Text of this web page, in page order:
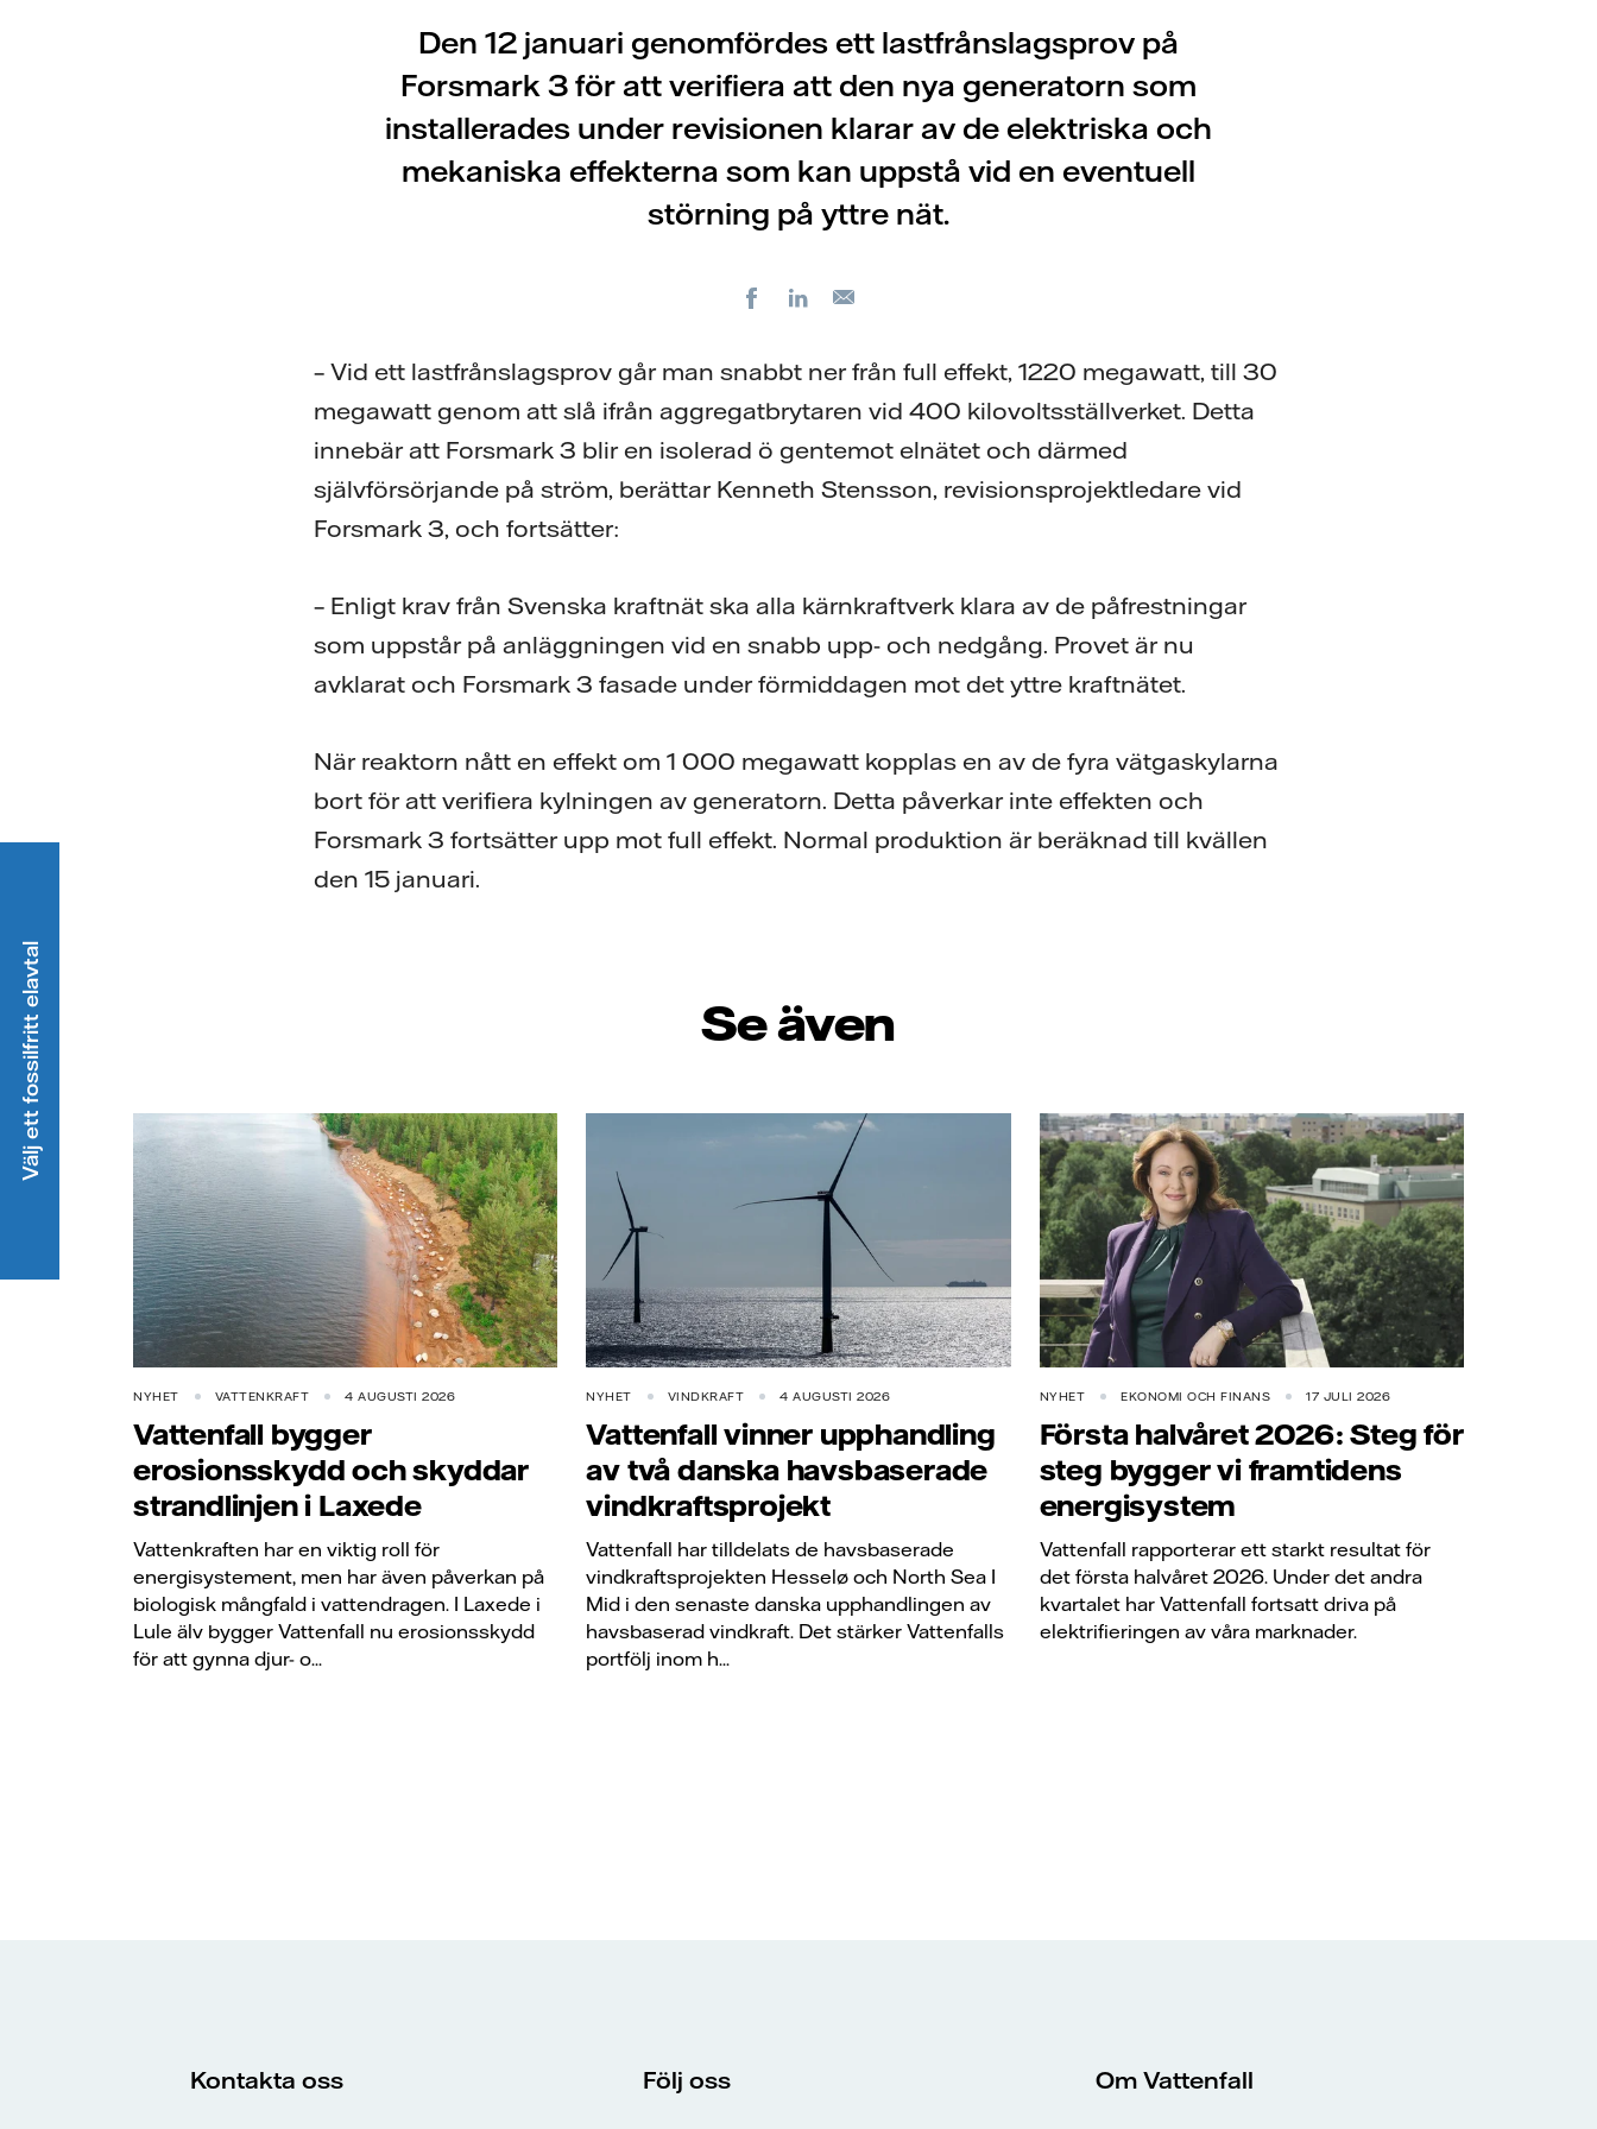
Den 12 januari genomfördes ett lastfrånslagsprov på
Forsmark 3 för att verifiera att den nya generatorn som
installerades under revisionen klarar av de elektriska och
mekaniska effekterna som kan uppstå vid en eventuell
störning på yttre nät.
FacebookLinkedIn
– Vid ett lastfrånslagsprov går man snabbt ner från full effekt, 1220 megawatt, till 30
megawatt genom att slå ifrån aggregatbrytaren vid 400 kilovoltsställverket. Detta
innebär att Forsmark 3 blir en isolerad ö gentemot elnätet och därmed
självförsörjande på ström, berättar Kenneth Stensson, revisionsprojektledare vid
Forsmark 3, och fortsätter:
– Enligt krav från Svenska kraftnät ska alla kärnkraftverk klara av de påfrestningar
som uppstår på anläggningen vid en snabb upp- och nedgång. Provet är nu
avklarat och Forsmark 3 fasade under förmiddagen mot det yttre kraftnätet.
När reaktorn nått en effekt om 1 000 megawatt kopplas en av de fyra vätgaskylarna
bort för att verifiera kylningen av generatorn. Detta påverkar inte effekten och
Forsmark 3 fortsätter upp mot full effekt. Normal produktion är beräknad till kvällen
den 15 januari.
Se även
NYHET VATTENKRAFT 4 AUGUSTI 2026
Vattenfall bygger
erosionsskydd och skyddar
strandlinjen i Laxede
Vattenkraften har en viktig roll för
energisystement, men har även påverkan på
biologisk mångfald i vattendragen. I Laxede i
Lule älv bygger Vattenfall nu erosionsskydd
för att gynna djur- o...
NYHET VINDKRAFT 4 AUGUSTI 2026
Vattenfall vinner upphandling
av två danska havsbaserade
vindkraftsprojekt
Vattenfall har tilldelats de havsbaserade
vindkraftsprojekten Hesselø och North Sea I
Mid i den senaste danska upphandlingen av
havsbaserad vindkraft. Det stärker Vattenfalls
portfölj inom h...
NYHET EKONOMI OCH FINANS 17 JULI 2026
Första halvåret 2026: Steg för
steg bygger vi framtidens
energisystem
Vattenfall rapporterar ett starkt resultat för
det första halvåret 2026. Under det andra
kvartalet har Vattenfall fortsatt driva på
elektrifieringen av våra marknader.
Välj ett fossilfritt elavtal
Kontakta oss Följ oss Om Vattenfall